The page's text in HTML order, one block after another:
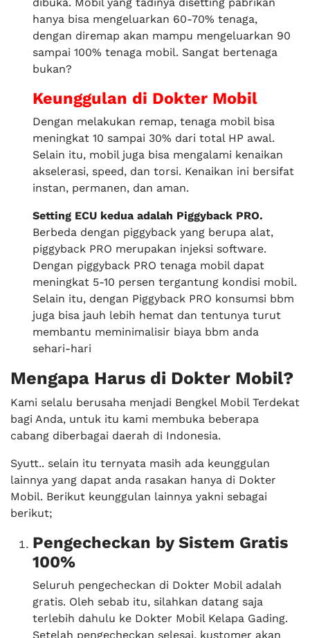
hanya bisa mengeluarkan 60-70% tenaga,
dengan diremap akan mampu mengeluarkan 90
sampai 100% tenaga mobil. Sangat bertenaga
bukan?
Keunggulan di Dokter Mobil
Dengan melakukan remap, tenaga mobil bisa
meningkat 10 sampai 30% dari total HP awal.
Selain itu, mobil juga bisa mengalami kenaikan
akselerasi, speed, dan torsi. Kenaikan ini bersifat
instan, permanen, dan aman.
Setting ECU kedua adalah Piggyback PRO.
Berbeda dengan piggyback yang berupa alat,
piggyback PRO merupakan injeksi software.
Dengan piggyback PRO tenaga mobil dapat
meningkat 5-10 persen tergantung kondisi mobil.
Selain itu, dengan Piggyback PRO konsumsi bbm
juga bisa jauh lebih hemat dan tentunya turut
membantu meminimalisir biaya bbm anda
sehari-hari
Mengapa Harus di Dokter Mobil?
Kami selalu berusaha menjadi Bengkel Mobil Terdekat
bagi Anda, untuk itu kami membuka beberapa
cabang diberbagai daerah di Indonesia.
Syutt.. selain itu ternyata masih ada keunggulan
lainnya yang dapat anda rasakan hanya di Dokter
Mobil. Berikut keunggulan lainnya yakni sebagai
berikut;
Pengecheckan by Sistem Gratis
100%
Seluruh pengecheckan di Dokter Mobil adalah
gratis. Oleh sebab itu, silahkan datang saja
terlebih dahulu ke Dokter Mobil Kelapa Gading.
Setelah pengecheckan selesai, kustomer akan